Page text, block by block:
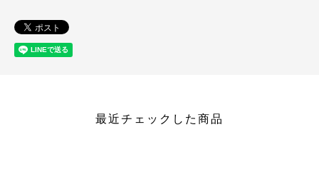
最近チェックした商品